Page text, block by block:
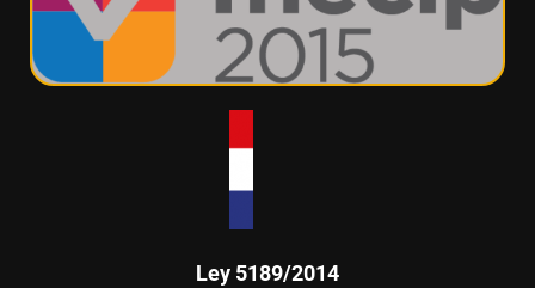
Ley 5189/2014